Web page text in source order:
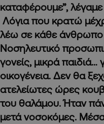
καταφέρουμε”,
Λόγια που κρατώ
λέω σε κάθε
Νοσηλευτικό
γονείς, μικρά παιδιά…
οικογένεια. Δεν θα
ατελείωτες ώρες
του θαλάμου. Ήταν
μετά νοσοκόμες. Μέσα